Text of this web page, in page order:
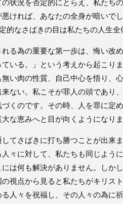
ければ、あなたの全身が暗いで
的なさばきの目は私たちの人生全
る為の重要な第一歩は、悔い改
いる。」という考えから起こり
い肉の性質、自己中心を悟り、
ない。私こそが罪人の頭であり
くのです。その時、人を罪に定
な恵みへと目が向くようになりま
てさばきに打ち勝つことが出来
々に対して、私たちも同じよう
は何も解決がありません。しか
視点から見ると私たちがキリス
人々を祝福し、その人々の為に